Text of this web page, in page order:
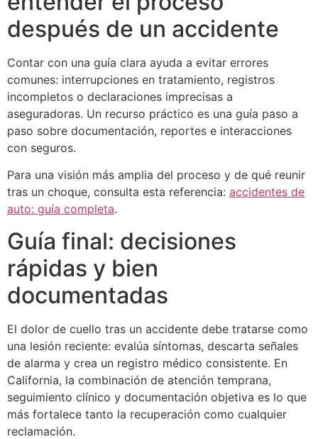
después de un accidente
Contar con una guía clara ayuda a evitar errores
comunes: interrupciones en tratamiento, registros
incompletos o declaraciones imprecisas a
aseguradoras. Un recurso práctico es una guía paso a
paso sobre documentación, reportes e interacciones
con seguros.
Para una visión más amplia del proceso y de qué reunir
tras un choque, consulta esta referencia: accidentes de
auto: guía completa.
Guía final: decisiones
rápidas y bien
documentadas
El dolor de cuello tras un accidente debe tratarse como
una lesión reciente: evalúa síntomas, descarta señales
de alarma y crea un registro médico consistente. En
California, la combinación de atención temprana,
seguimiento clínico y documentación objetiva es lo que
más fortalece tanto la recuperación como cualquier
reclamación.